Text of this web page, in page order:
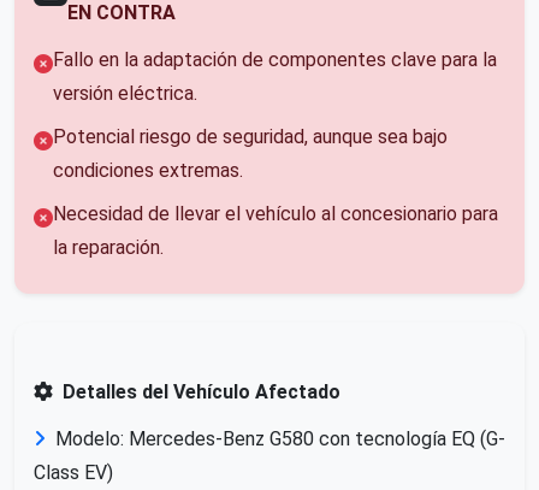
EN CONTRA
Fallo en la adaptación de componentes clave para la
versión eléctrica.
Potencial riesgo de seguridad, aunque sea bajo
condiciones extremas.
Necesidad de llevar el vehículo al concesionario para
la reparación.
Detalles del Vehículo Afectado
Modelo: Mercedes-Benz G580 con tecnología EQ (G-
Class EV)